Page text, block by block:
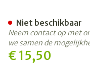
€ 15,50
Niet beschikbaar
Neem contact op met
we samen de